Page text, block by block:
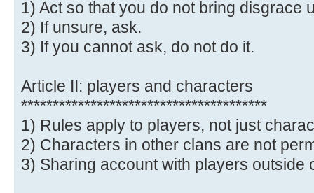
1) Act so that you do not bring disgrace
2) If unsure, ask.
3) If you cannot ask, do not do it.
Article II: players and characters
***************************************
1) Rules apply to players, not just
2) Characters in other clans are not
3) Sharing account with players outside